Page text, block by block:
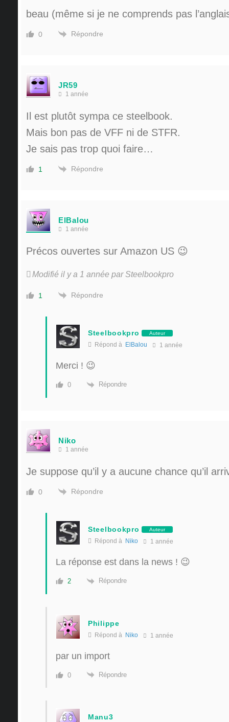
beau (même si je ne comprends pas
0 Répondre
JR59
1 année
Il est plutôt sympa ce steelbook.
Mais bon pas de VFF ni de STFR.
Je sais pas trop quoi faire…
1 Répondre
ElBalou
1 année
Précos ouvertes sur Amazon US 😉
Modifié il y a 1 année par Steelbookpro
1 Répondre
Steelbookpro Auteur
Répond à ElBalou 1 année
Merci ! 😉
0 Répondre
Niko
1 année
Je suppose qu’il y a aucune chance qu’il
0 Répondre
Steelbookpro Auteur
Répond à Niko 1 année
La réponse est dans la news ! 😉
2 Répondre
Philippe
Répond à Niko 1 année
par un import
0 Répondre
Manu3